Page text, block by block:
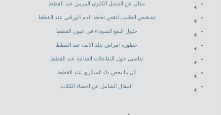
مقال عن الفشل الكلوى المزمن عند القطط
تشخيص الطبيب لنقص تجلط الدم الوراقى عند القطط
حلول البقع السوداء فى عيون القطط
خطورة امراض جلد الانف عند القطط
تفاصيل حول التفاعلات الغذائية عند القطط
كل ما يخص داء السكرى عند القطط
المقال الشامل عن اخصاء الكلاب